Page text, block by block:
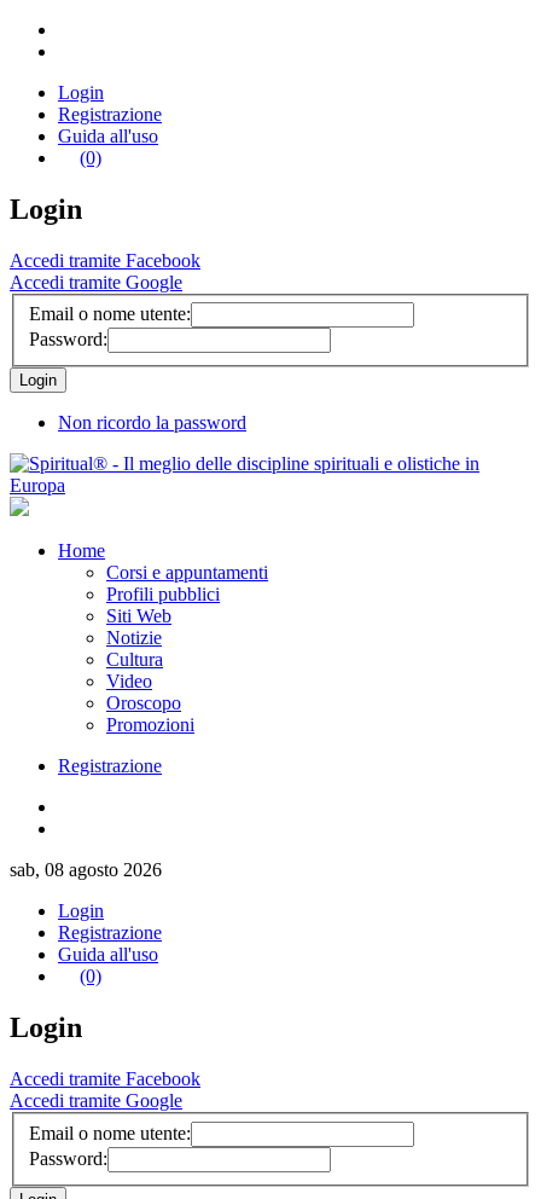
Login
Registrazione
Guida all'uso
(0)
Login
Accedi tramite Facebook
Accedi tramite Google
Email o nome utente:
Password:
Non ricordo la password
Home
Corsi e appuntamenti
Profili pubblici
Siti Web
Notizie
Cultura
Video
Oroscopo
Promozioni
Registrazione
sab, 08 agosto 2026
Login
Registrazione
Guida all'uso
(0)
Login
Accedi tramite Facebook
Accedi tramite Google
Email o nome utente:
Password: